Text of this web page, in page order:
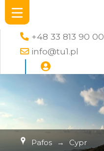
+48 33 813 90 00
info@tu1.pl
Pafos → Cypr